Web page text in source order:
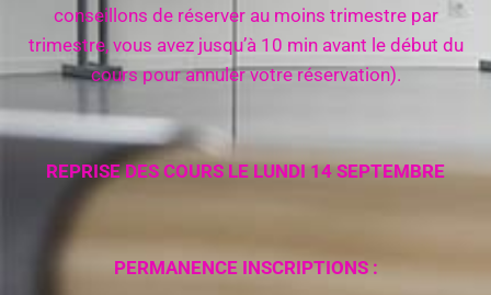
conseillons de réserver au moins trimestre par
trimestre, vous avez jusqu’à 10 min avant le début du
cours pour annuler votre réservation).
REPRISE DES COURS LE LUNDI 14 SEPTEMBRE
PERMANENCE INSCRIPTIONS :